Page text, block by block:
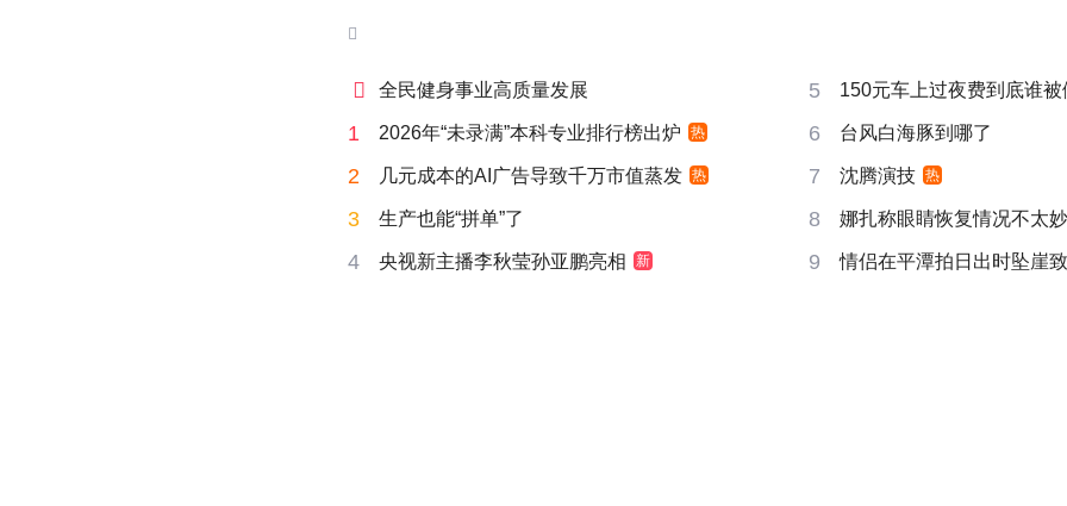

 全民健身事业高质量发展 5 150元车上过夜费到底谁被
1 2026年“未录满”本科专业排行榜出炉 热 6 台风白海豚到哪了
2 几元成本的AI广告导致千万市值蒸发 热 7 沈腾演技 热
3 生产也能“拼单”了 8 娜扎称眼睛恢复情况不太妙
4 央视新主播李秋莹孙亚鹏亮相 新 9 情侣在平潭拍日出时坠崖